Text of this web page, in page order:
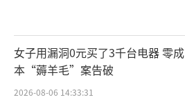
女子用漏洞0元买了3千台电器 零成
本“薅羊毛”案告破
2026-08-06 14:33:31